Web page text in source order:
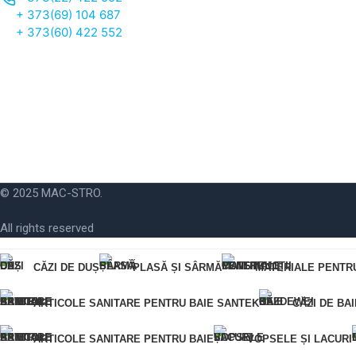
CĂZI DE DUȘ PLASĂ ȘI SÂRMĂ MATERIALE
ARTICOLE SANITARE PENTRU BAIE SANTEK CĂZI DE
ARTICOLE SANITARE PENTRU BAIE VOPSELE ȘI LACURI
+ 373(69) 104 687
+ 373(60) 422 552
© 2025 MAC-STRO.
All rights reserved
Pentru o comandă rapidă, vă rugăm să ne furnizați numărul